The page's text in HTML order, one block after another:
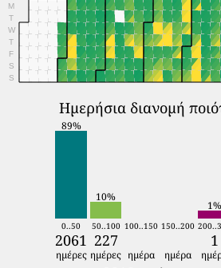
M
T
W
T
F
S
S
Ημερήσια διανομή
89%
10%
1%
0..50 50..100 100..150 150..200
2061 227 1
ημέρες ημέρες ημέρα ημέρα